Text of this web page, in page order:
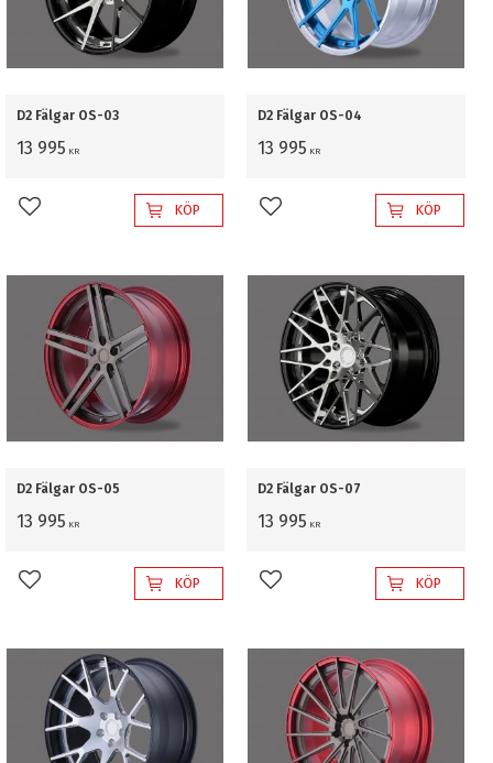
D2 Fälgar OS-03
13 995 KR
Lägg till i favoriterKÖP
D2 Fälgar OS-04
13 995 KR
Lägg till i favoriterKÖP
D2 Fälgar OS-05
13 995 KR
Lägg till i favoriterKÖP
D2 Fälgar OS-07
13 995 KR
Lägg till i favoriterKÖP